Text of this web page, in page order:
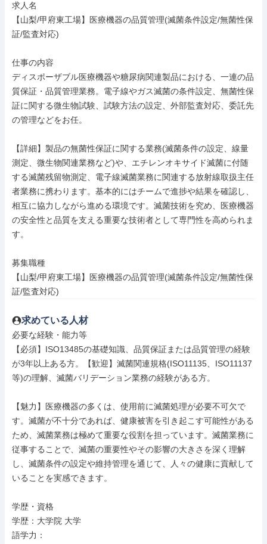
求人名
【山梨/甲府東工場】医療機器の品質管理(滅菌条件設定/無菌性保
証/監査対応)
仕事の内容
ディスポーザブル医療機器や糖尿病関連製品における、一連の品
質保証・品質管理業務。電子線やガス滅菌の条件設定、無菌性保
証に関する微生物試験、試験方法の設定、外部監査対応、委託先
の管理などをお任。
【詳細】製品の無菌性保証に関する業務(滅菌条件の設定、線量
測定、微生物関連業務など)や、エチレンオキサイド滅菌に付随
する滅菌残留物測定、電子線滅菌業務に関連する放射線取扱主任
者業務に携わります。基本的にはチームで進捗や結果を確認し、
相互に協力しながら進める環境です。滅菌技術を究め、医療機器
の安全性と品質を支える重要な技術者として専門性を高められま
す。
募集職種
【山梨/甲府東工場】医療機器の品質管理(滅菌条件設定/無菌性保
証/監査対応)
求めている人材
必要な経験・能力等
【必須】ISO13485の基礎知識、品質保証または品質管理の経験
が3年以上ある方。【歓迎】滅菌関連規格(ISO11135、ISO11137
等)の理解、滅菌バリデーション業務の経験がある方。
【魅力】医療機器の多くは、使用前に滅菌処理が必要不可欠で
す。滅菌が不十分であれば、健康被害を引き起こす可能性がある
ため、滅菌業務は極めて重要な役割を担っています。滅菌業務に
従事することで、滅菌の重要性やその影響の大きさを深く理解
し、滅菌条件の設定や維持管理を通じて、人々の健康に貢献して
いることを実感できます。
学歴・資格
学歴：大学院 大学
語学力：